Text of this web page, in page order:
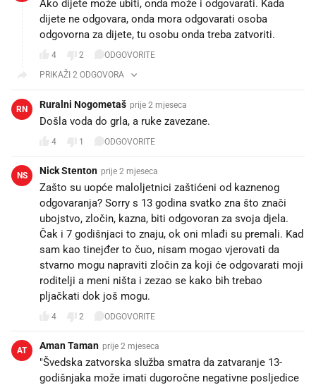
Ako dijete može ubiti, onda može i odgovarati. Kada
dijete ne odgovara, onda mora odgovarati osoba
odgovorna za dijete, tu osobu onda treba zatvoriti.
4 2
ODGOVORITE
PRIKAŽI 2 ODGOVORA
RN Ruralni Nogometaš prije 2 mjeseca
Došla voda do grla, a ruke zavezane.
4 1 ODGOVORITE
NS Nick Stenton prije 2 mjeseca
Zašto su uopće maloljetnici zaštićeni od kaznenog
odgovaranja? Sorry s 13 godina svatko zna što znači
ubojstvo, zločin, kazna, biti odgovoran za svoja djela.
Čak i 7 godišnjaci to znaju, ok oni mlađi su premali. Kad
sam kao tinejđer to čuo, nisam mogao vjerovati da
stvarno mogu napraviti zločin za koji će odgovarati moji
roditelji a meni ništa i zezao se kako bih trebao
pljačkati dok još mogu.
4 2 ODGOVORITE
AT Aman Taman prije 2 mjeseca
"Švedska zatvorska služba smatra da zatvaranje 13-
godišnjaka može imati dugoročne negativne posljedice